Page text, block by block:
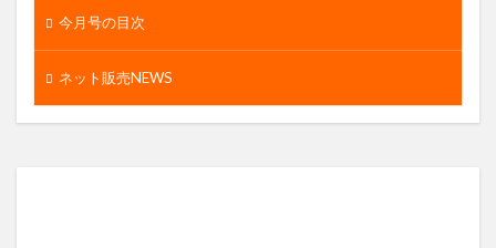
今月号の目次
ネット販売NEWS